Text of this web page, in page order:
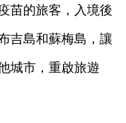
苗的旅客，入境後
吉島和蘇梅島，讓
城市，重啟旅遊